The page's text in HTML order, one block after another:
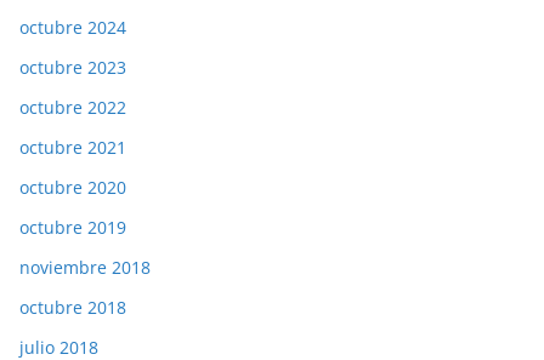
octubre 2024
octubre 2023
octubre 2022
octubre 2021
octubre 2020
octubre 2019
noviembre 2018
octubre 2018
julio 2018